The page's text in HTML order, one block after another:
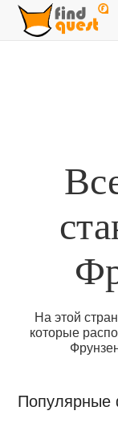
На этой
которые
Популярные